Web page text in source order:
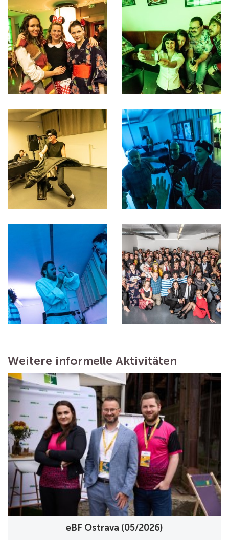
Weitere informelle Aktivitäten
eBF Ostrava (05/2026)